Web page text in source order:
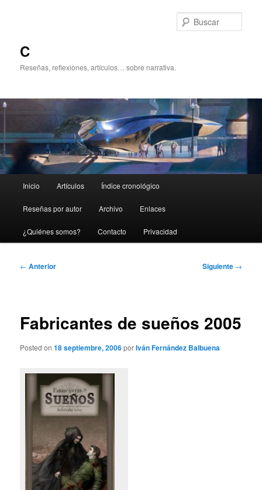
C
Reseñas, reflexiones, artículos… sobre narrativa.
principal
Inicio Artículos Índice cronológico
Reseñas por autor Archivo Enlaces
¿Quiénes somos? Contacto Privacidad
Navegación
← Anterior Siguiente →
Fabricantes de sueños 2005
Posted on18 septiembre, 2006porIván Fernández Balbuena